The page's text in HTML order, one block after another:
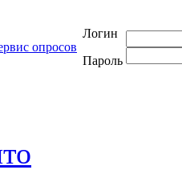
Логин
Пароль